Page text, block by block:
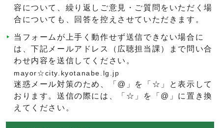
容について、繰り返しご意見・ご質問をいただく場
合についても、回答を控えさせていただきます。
当フォームが上手く動作せず送信できない場合に
は、下記メールアドレス（広聴担当課）まで問い合
わせ内容を送信してください。
mayor☆city.kyotanabe.lg.jp
迷惑メール対策のため、「@」を「☆」と表示して
おります。送信の際には、「☆」を「@」に置き換
えてください。